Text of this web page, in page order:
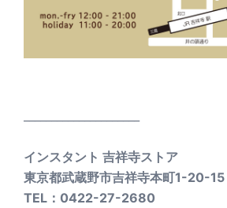
インスタント 吉祥寺ストア
東京都武蔵野市吉祥寺本町1-20-15
TEL：0422-27-2680